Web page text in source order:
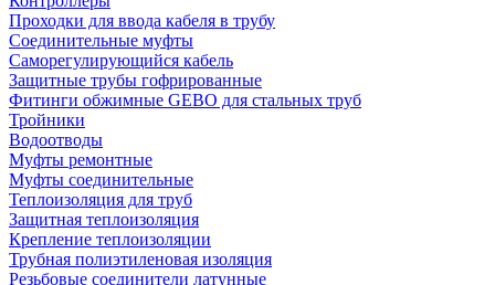
Проходки для ввода кабеля в трубу
Соединительные муфты
Саморегулирующийся кабель
Защитные трубы гофрированные
Фитинги обжимные GEBO для стальных труб
Тройники
Водоотводы
Муфты ремонтные
Муфты соединительные
Теплоизоляция для труб
Защитная теплоизоляция
Крепление теплоизоляции
Трубная полиэтиленовая изоляция
Резьбовые соединители латунные